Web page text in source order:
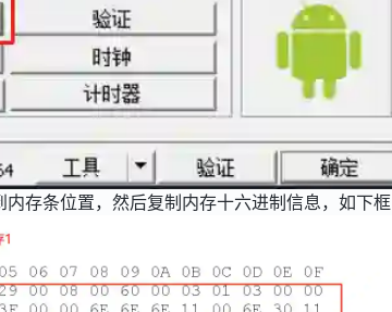
存条位置，然后复制内存十六进制信息，如下框